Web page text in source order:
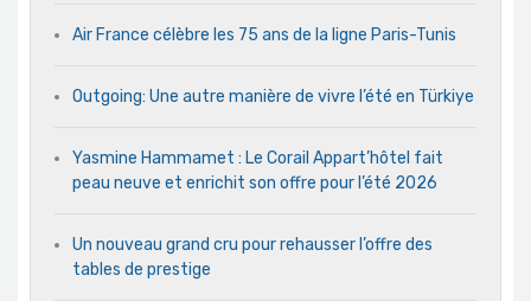
Air France célèbre les 75 ans de la ligne Paris-Tunis
Outgoing: Une autre manière de vivre l’été en Türkiye
Yasmine Hammamet : Le Corail Appart’hôtel fait
peau neuve et enrichit son offre pour l’été 2026
Un nouveau grand cru pour rehausser l’offre des
tables de prestige